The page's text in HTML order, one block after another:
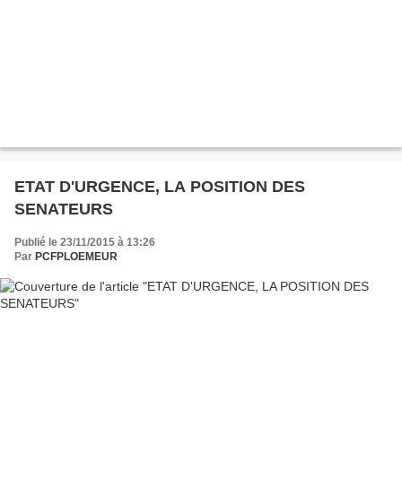
ETAT D'URGENCE, LA POSITION DES
SENATEURS
Publié le 23/11/2015 à 13:26
Par PCFPLOEMEUR